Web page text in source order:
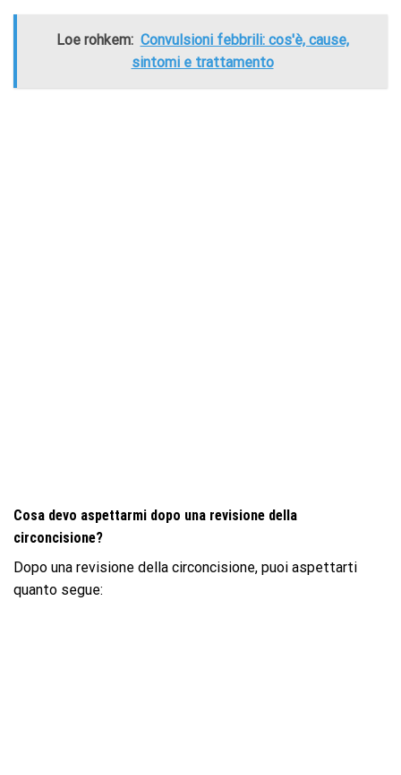
Loe rohkem: Convulsioni febbrili: cos'è, cause,
sintomi e trattamento
Cosa devo aspettarmi dopo una revisione della
circoncisione?
Dopo una revisione della circoncisione, puoi aspettarti
quanto segue: